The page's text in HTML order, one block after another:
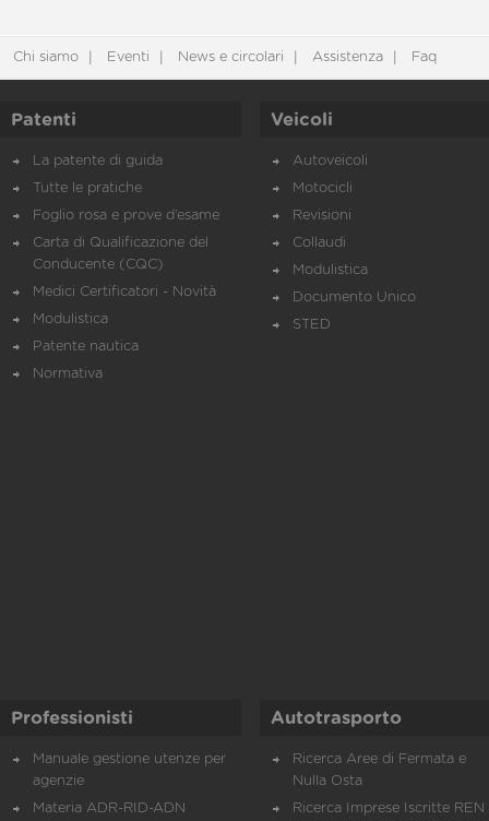
Chi siamo Eventi News e circolari Assistenza Faq
Patenti
La patente di guida
Tutte le pratiche
Foglio rosa e prove d’esame
Carta di Qualificazione del
Conducente (CQC)
Medici Certificatori - Novità
Modulistica
Patente nautica
Normativa
Veicoli
Autoveicoli
Motocicli
Revisioni
Collaudi
Modulistica
Documento Unico
STED
Professionisti
Manuale gestione utenze per
agenzie
Materia ADR-RID-ADN
Autotrasporto
Ricerca Aree di Fermata e
Nulla Osta
Ricerca Imprese Iscritte REN